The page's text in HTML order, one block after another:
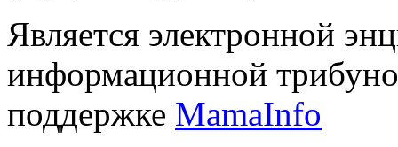
Является электронной
информационной
поддержке MamaInfo